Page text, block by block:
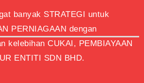
banyak STRATEGI untuk
PERNIAGAAN dengan
kelebihan CUKAI, PEMBIAYAAN
ENTITI SDN BHD.